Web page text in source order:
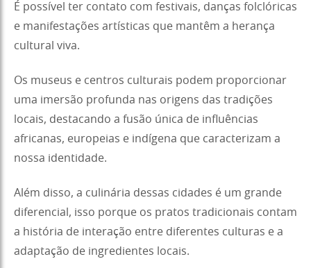
É possível ter contato com festivais, danças folclóricas
e manifestações artísticas que mantêm a herança
cultural viva.
Os museus e centros culturais podem proporcionar
uma imersão profunda nas origens das tradições
locais, destacando a fusão única de influências
africanas, europeias e indígena que caracterizam a
nossa identidade.
Além disso, a culinária dessas cidades é um grande
diferencial, isso porque os pratos tradicionais contam
a história de interação entre diferentes culturas e a
adaptação de ingredientes locais.